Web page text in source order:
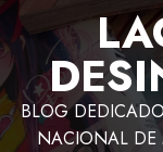
BLOG
NACIONAL DE